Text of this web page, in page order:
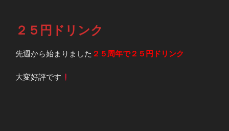
２５円ドリンク
先週から始まりました ２５周年で２５円ドリンク
大変好評です